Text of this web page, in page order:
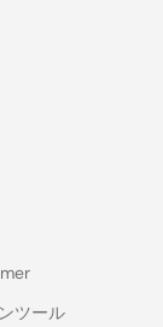
ツール